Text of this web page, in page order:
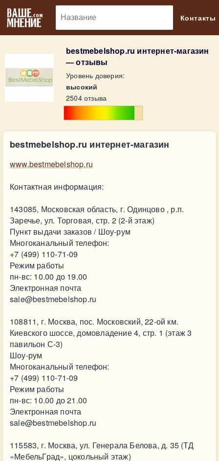
Контакты
bestmebelshop.ru интернет-магазин
— отзывы
Уровень доверия:
высокий
2504 отзыва
bestmebelshop.ru интернет-магазин
www.bestmebelshop.ru
Контактная информация:
143085, Московская область, г. Одинцово , р.п.
Заречье, ул. Торговая, стр. 2 (2-й этаж)
Пункт выдачи заказов / Шоу-рум
Многоканальный телефон:
+7 (499) 110-71-09
Режим работы
пн-вс: 10.00 до 19.00
Электронная почта
sale@bestmebelshop.ru
108811, г. Москва, пос. Московский, 22-ой км.
Киевского шоссе, домовладение 4, стр. 1 (этаж 3
павильон С-3)
Шоу-рум
Многоканальный телефон:
+7 (499) 110-71-09
Режим работы
пн-вс: 10.00 до 21.00
Электронная почта
sale@bestmebelshop.ru
115583, г. Москва, ул. Генерала Белова, д. 35 (ТД
«МебельГрад», цокольный этаж)